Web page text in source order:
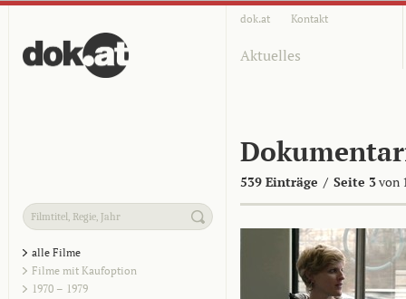
dok.at Kontakt
Aktuelles
539 Einträge / Seite 3von
alle Filme
Filme mit Kaufoption
1970 – 1979